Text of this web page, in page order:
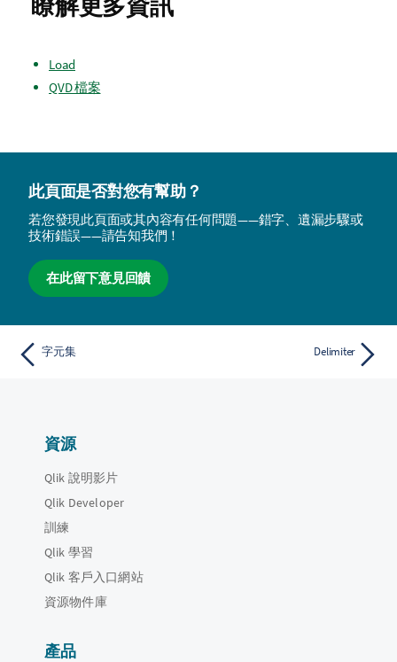
Load
QVD 檔案
此頁面是否對您有幫助？
若您發現此頁面或其內容有任何問題——錯字、遺漏步驟或
技術錯誤——請告知我們！
在此留下意見回饋
字元集 Delimiter
資源
Qlik 說明影片
Qlik Developer
訓練
Qlik 學習
Qlik 客戶入口網站
資源物件庫
產品